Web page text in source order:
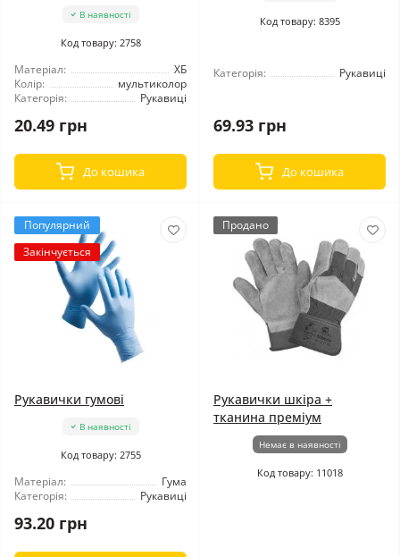
В наявності
Код товару: 2758
Матеріал:
ХБ
Колір:
мультиколор
Категорія:
Рукавиці
20.49 грн
До кошика
Код товару: 8395
Категорія: Рукавиці
69.93 грн
До кошика
Популярний
Закінчується
Рукавички гумові
В наявності
Код товару: 2755
Матеріал:
Гума
Категорія:
Рукавиці
93.20 грн
Продано
Рукавички шкіра +
тканина преміум
Немає в наявності
Код товару: 11018